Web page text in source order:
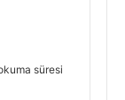
süresi